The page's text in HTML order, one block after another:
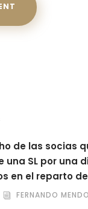
de las socias
una SL por una
en el reparto
FERNANDO